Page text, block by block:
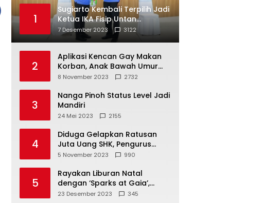
1
Sugiarto Kembali Terpilih Jadi
Ketua IKA Fisip Untan
Ketapang
7 Desember 2023 3122
2
Aplikasi Kencan Gay Makan
Korban, Anak Bawah Umur
Jadi Korban Persetubuhan
8 November 2023 2732
3
Nanga Pinoh Status Level Jadi
Mandiri
24 Mei 2023 2155
4
Diduga Gelapkan Ratusan
Juta Uang SHK, Pengurus
Koperasi SUB Dilaporkan ke
5 November 2023 990
5
Rayakan Liburan Natal
dengan ‘Sparks at Gaia’,
Sajikan Tempat Foto Estetik
23 Desember 2023 345